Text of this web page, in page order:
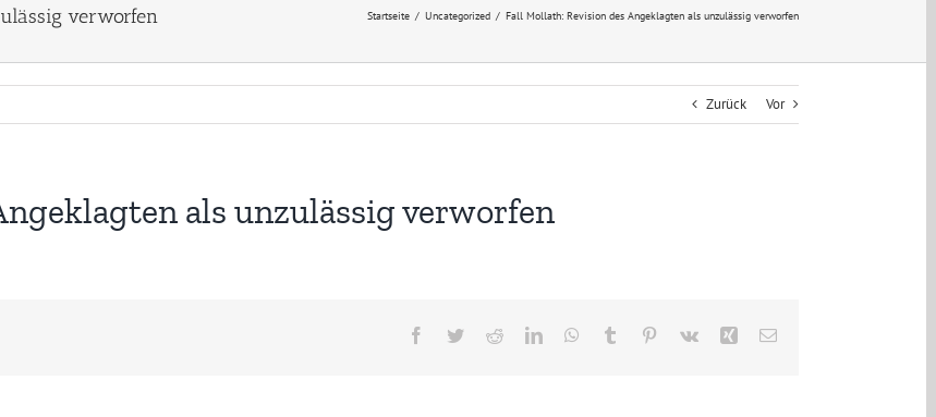
verworfen Startseite / Uncategorized / Fall Mollath: Revision des Angeklagten als unzulässig verworfen
Zurück Vor
als unzulässig verworfen
Facebook
TwitterRedditLinkedInWhatsApp
Tumblr Pinterest
Vk Xing E-